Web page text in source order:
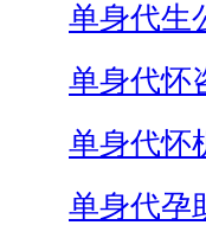
单身代生
单身代怀
单身代怀
单身代孕